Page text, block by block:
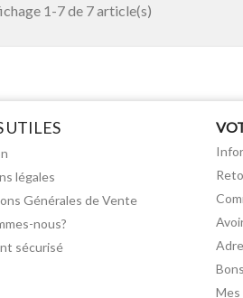
1-7 de 7 article(s)
UTILES
légales
Générales de Vente
nous?
sécurisé
Mes